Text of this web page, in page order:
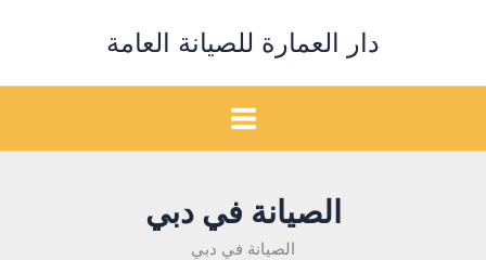
دار العمارة للصيانة العامة
الصيانة في دبي
الصيانة في دبي